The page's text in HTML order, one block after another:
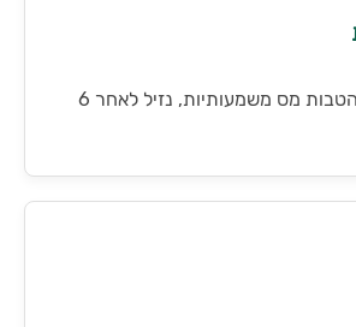
אפיק חיסכון עם הטבות מס משמעותיות, נזיל לאחר 6